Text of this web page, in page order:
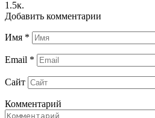
1.5к.
Добавить комментарии
Имя *
Email *
Сайт
Комментарий